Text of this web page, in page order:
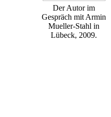
Der Autor im
Gespräch mit Armin
Mueller-Stahl in
Lübeck, 2009.